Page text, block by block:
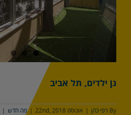
גן ילדים, תל אביב
By רפי כהן אוגוסט 22nd, 2018 מה חדש